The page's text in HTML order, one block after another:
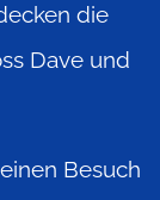
die
Dave und
Besuch